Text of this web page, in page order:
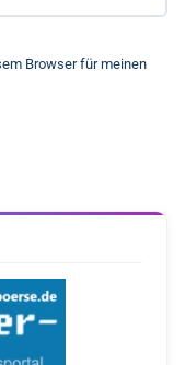
Browser für meinen